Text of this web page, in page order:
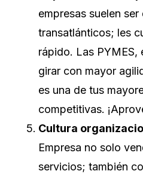
empresas suelen
transatlánticos; les
rápido. Las PYMES,
girar con mayor
es una de tus
competitivas.
Cultura
Empresa no solo
servicios; también